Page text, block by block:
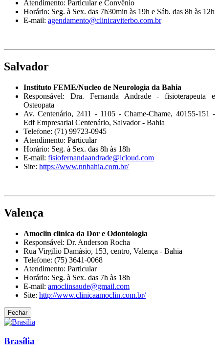
Atendimento: Particular e Convênio
Horário: Seg. à Sex. das 7h30min às 19h e Sáb. das 8h às 12h
E-mail: agendamento@clinicaviterbo.com.br
Salvador
Instituto FEME/Nucleo de Neurologia da Bahia
Responsável: Dra. Fernanda Andrade - fisioterapeuta e
Osteopata
Av. Centenário, 2411 - 1105 - Chame-Chame, 40155-151 -
Edf Empresarial Centenário, Salvador - Bahia
Telefone: (71) 99723-0945
Atendimento: Particular
Horário: Seg. à Sex. das 8h às 18h
E-mail: fisiofernandaandrade@icloud.com
Site: https://www.nnbahia.com.br/
Valença
Amoclin clínica da Dor e Odontologia
Responsável: Dr. Anderson Rocha
Rua Virgílio Damásio, 153, centro, Valença - Bahia
Telefone: (75) 3641-0068
Atendimento: Particular
Horário: Seg. à Sex. das 7h às 18h
E-mail: amoclinsaude@gmail.com
Site: http://www.clinicaamoclin.com.br/
Fechar
Brasília